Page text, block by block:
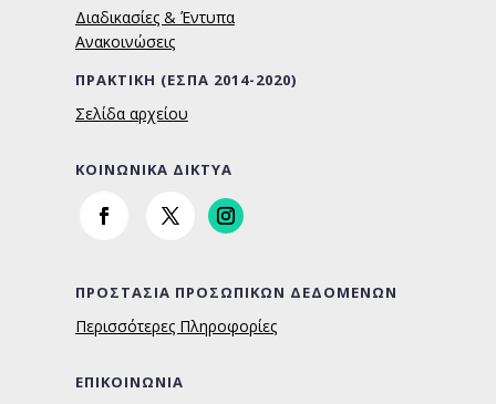
Διαδικασίες & Έντυπα
Ανακοινώσεις
ΠΡΑΚΤΙΚΗ (ΕΣΠΑ 2014-2020)
Σελίδα αρχείου
ΚΟΙΝΩΝΙΚΑ ΔΙΚΤΥΑ
ΠΡΟΣΤΑΣΙΑ ΠΡΟΣΩΠΙΚΩΝ ΔΕΔΟΜΕΝΩΝ
Περισσότερες Πληροφορίες
ΕΠΙΚΟΙΝΩΝΙΑ